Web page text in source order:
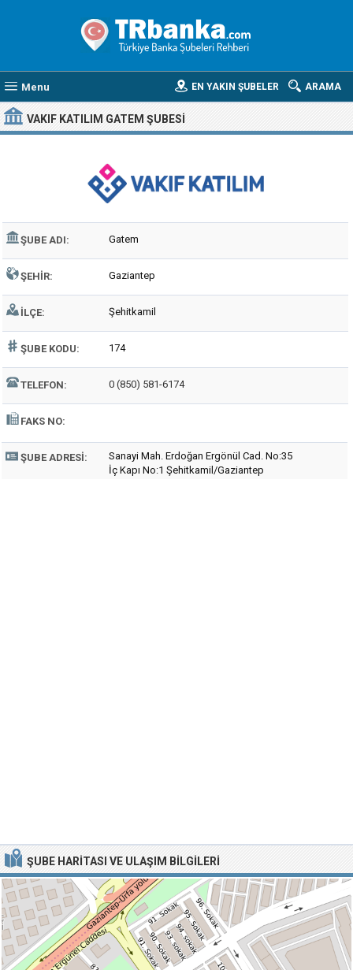
Menu ARAMA
EN YAKIN ŞUBELER
VAKIF KATILIM GATEM ŞUBESI
ŞUBE ADI: Gatem
ŞEHIR: Gaziantep
İLÇE: Şehitkamil
ŞUBE KODU: 174
TELEFON: 0 (850) 581-6174
FAKS NO:
ŞUBE ADRESI:
Sanayi Mah. Erdoğan Ergönül Cad. No:35
İç Kapı No:1 Şehitkamil/Gaziantep
ŞUBE HARITASI VE ULAŞIM BILGILERI